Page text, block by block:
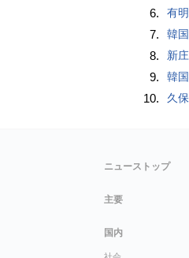
6. 有
7. 韓国サッ
8. 新
9. 韓
10. 久
ニューストップ
主要
国内
社会